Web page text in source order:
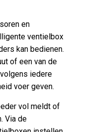
en
ventielbox
kan bedienen.
of een van de
iedere
voer geven.
vol meldt of
Via de